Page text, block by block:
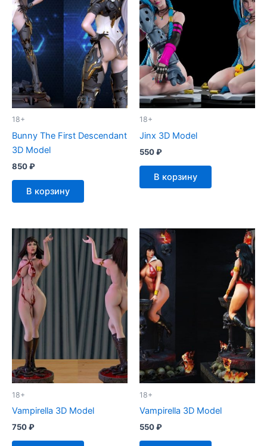
18+
Bunny The First Descendant
3D Model
850₽
В корзину
18+
Jinx 3D Model
550₽
В корзину
18+
Vampirella 3D Model
750₽
18+
Vampirella 3D Model
550₽